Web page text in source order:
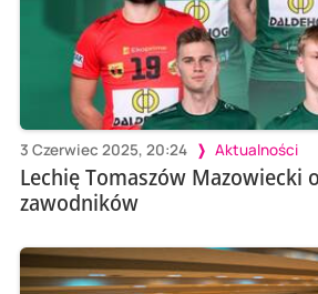
3 Czerwiec 2025, 20:24 Aktualności
Lechię Tomaszów Mazowiecki
zawodników